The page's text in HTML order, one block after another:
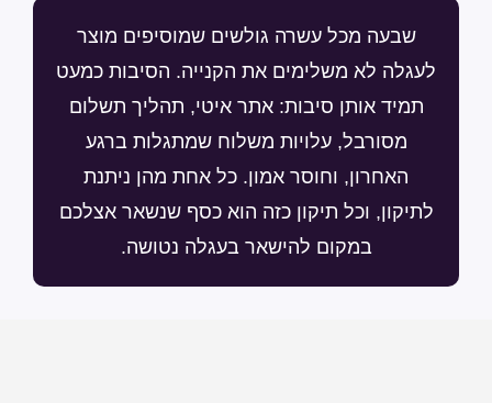
שבעה מכל עשרה גולשים שמוסיפים מוצר
לעגלה לא משלימים את הקנייה. הסיבות כמעט
תמיד אותן סיבות: אתר איטי, תהליך תשלום
מסורבל, עלויות משלוח שמתגלות ברגע
האחרון, וחוסר אמון. כל אחת מהן ניתנת
לתיקון, וכל תיקון כזה הוא כסף שנשאר אצלכם
במקום להישאר בעגלה נטושה.